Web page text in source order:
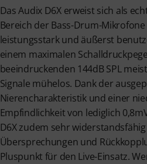
Das Audix D6X erweist sich als
Bereich der Bass-Drum-
leistungsstark und äußerst
einem maximalen
beeindruckenden 144dB SPL
Signale mühelos. Dank der
Nierencharakteristik und einer
Empfindlichkeit von lediglich
D6X zudem sehr
Übersprechungen und
Pluspunkt für den Live-Einsatz.